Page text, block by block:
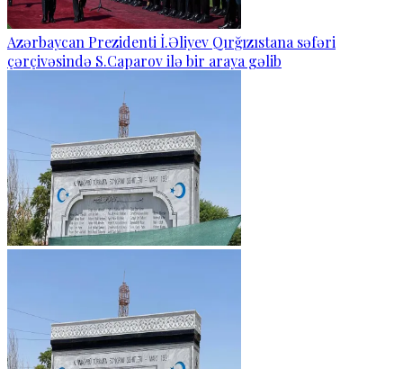
Azərbaycan Prezidenti İ.Əliyev Qırğızıstana səfəri
çərçivəsində S.Caparov ilə bir araya gəlib